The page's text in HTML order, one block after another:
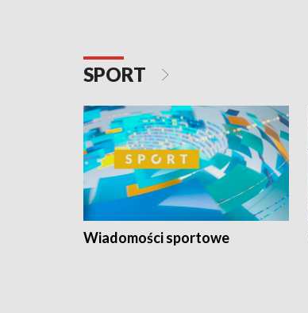
SPORT
Wiadomości sportowe